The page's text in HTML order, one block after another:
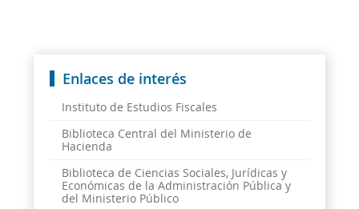
Enlaces de interés
Instituto de Estudios Fiscales
Biblioteca Central del Ministerio de
Hacienda
Biblioteca de Ciencias Sociales, Jurídicas y
Económicas de la Administración Pública y
del Ministerio Público